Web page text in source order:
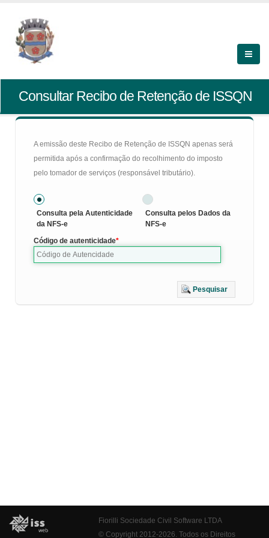
Consultar Recibo de Retenção de ISSQN
A emissão deste Recibo de Retenção de ISSQN apenas será
permitida após a confirmação do recolhimento do imposto
pelo tomador de serviços (responsável tributário).
Consulta pela Autenticidade
da NFS-e
Consulta pelos Dados da
NFS-e
Código de autenticidade
Pesquisar
Fiorilli Sociedade Civil Software LTDA
© Copyright 2012-2026. Todos os Direitos